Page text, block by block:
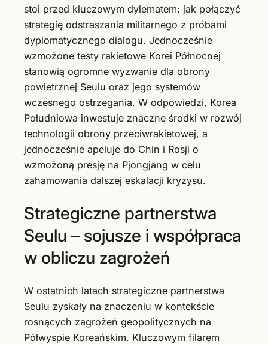
stoi przed kluczowym dylematem: jak połączyć
strategię odstraszania militarnego z próbami
dyplomatycznego dialogu. Jednocześnie
wzmożone testy rakietowe Korei Północnej
stanowią ogromne wyzwanie dla obrony
powietrznej Seulu oraz jego systemów
wczesnego ostrzegania. W odpowiedzi, Korea
Południowa inwestuje znaczne środki w rozwój
technologii obrony przeciwrakietowej, a
jednocześnie apeluje do Chin i Rosji o
wzmożoną presję na Pjongjang w celu
zahamowania dalszej eskalacji kryzysu.
Strategiczne partnerstwa
Seulu – sojusze i współpraca
w obliczu zagrożeń
W ostatnich latach strategiczne partnerstwa
Seulu zyskały na znaczeniu w kontekście
rosnących zagrożeń geopolitycznych na
Półwyspie Koreańskim. Kluczowym filarem